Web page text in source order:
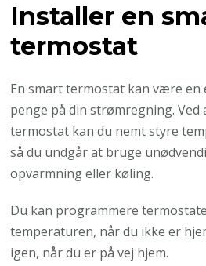
Installer en
termostat
En smart termostat kan være en
penge på din strømregning.
termostat kan du nemt styre
så du undgår at bruge
opvarmning eller køling.
Du kan programmere
temperaturen, når du ikke er
igen, når du er på vej hjem.